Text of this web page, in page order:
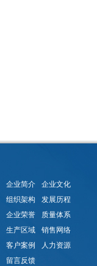
企业简介
企业文化
组织架构
发展历程
企业荣誉
质量体系
生产区域
销售网络
客户案例
人力资源
留言反馈